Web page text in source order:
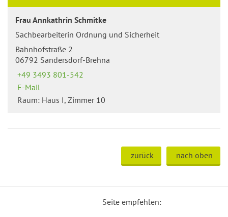
Frau Annkathrin Schmitke
Sachbearbeiterin Ordnung und Sicherheit
Bahnhofstraße 2
06792 Sandersdorf-Brehna
+49 3493 801-542
E-Mail
Raum: Haus I, Zimmer 10
zurück nach oben
Seite empfehlen: